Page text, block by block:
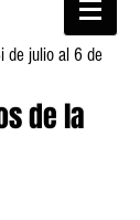
de julio al 6 de
de la